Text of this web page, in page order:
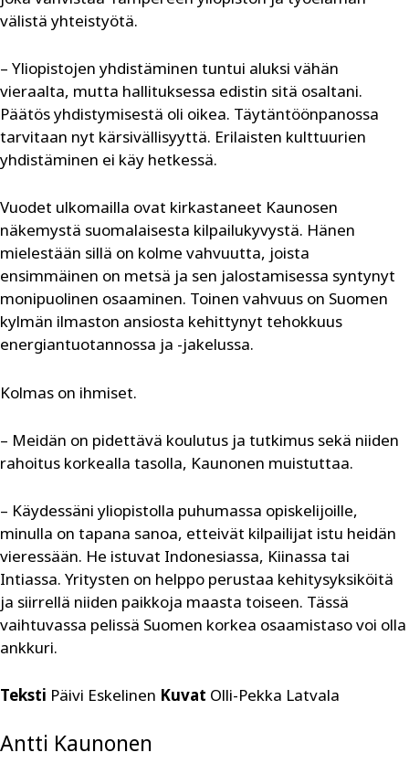
välistä yhteistyötä.
– Yliopistojen yhdistäminen tuntui aluksi vähän
vieraalta, mutta hallituksessa edistin sitä osaltani.
Päätös yhdistymisestä oli oikea. Täytäntöönpanossa
tarvitaan nyt kärsivällisyyttä. Erilaisten kulttuurien
yhdistäminen ei käy hetkessä.
Vuodet ulkomailla ovat kirkastaneet Kaunosen
näkemystä suomalaisesta kilpailukyvystä. Hänen
mielestään sillä on kolme vahvuutta, joista
ensimmäinen on metsä ja sen jalostamisessa syntynyt
monipuolinen osaaminen. Toinen vahvuus on Suomen
kylmän ilmaston ansiosta kehittynyt tehokkuus
energiantuotannossa ja -jakelussa.
Kolmas on ihmiset.
– Meidän on pidettävä koulutus ja tutkimus sekä niiden
rahoitus korkealla tasolla, Kaunonen muistuttaa.
– Käydessäni yliopistolla puhumassa opiskelijoille,
minulla on tapana sanoa, et­teivät kilpailijat istu heidän
vieressään. He istuvat Indonesiassa, Kiinassa tai
Intiassa. Yritysten on helppo perustaa kehitysyksiköitä
ja siirrellä niiden paikkoja maasta toiseen. Tässä
vaihtuvassa pelissä Suomen korkea osaamistaso voi olla
ankkuri.
Teksti Päivi Eskelinen Kuvat Olli-Pekka Latvala
Antti Kaunonen